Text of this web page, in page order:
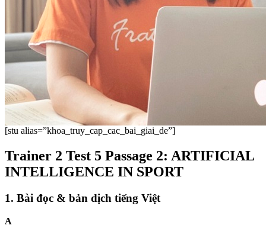
[stu alias=”khoa_truy_cap_cac_bai_giai_de”]
Trainer 2 Test 5 Passage 2: ARTIFICIAL
INTELLIGENCE IN SPORT
1. Bài đọc & bản dịch tiếng Việt
A